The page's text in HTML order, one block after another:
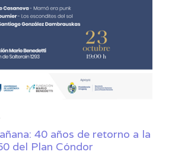
40 años de retorno a la
del Plan Cóndor